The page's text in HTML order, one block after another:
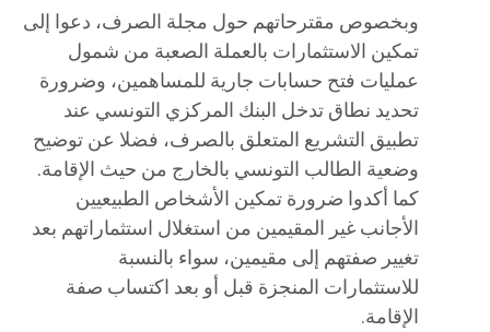
وبخصوص مقترحاتهم حول مجلة الصرف، دعوا إلى
تمكين الاستثمارات بالعملة الصعبة من شمول
عمليات فتح حسابات جارية للمساهمين، وضرورة
تحديد نطاق تدخل البنك المركزي التونسي عند
تطبيق التشريع المتعلق بالصرف، فضلا عن توضيح
وضعية الطالب التونسي بالخارج من حيث الإقامة.
كما أكدوا ضرورة تمكين الأشخاص الطبيعيين
الأجانب غير المقيمين من استغلال استثماراتهم بعد
تغيير صفتهم إلى مقيمين، سواء بالنسبة
للاستثمارات المنجزة قبل أو بعد اكتساب صفة
الإقامة.